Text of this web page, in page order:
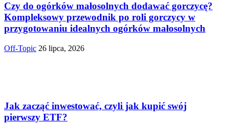
Czy do ogórków małosolnych dodawać gorczycę?
Kompleksowy przewodnik po roli gorczycy w
przygotowaniu idealnych ogórków małosolnych
Off-Topic 26 lipca, 2026
Jak zacząć inwestować, czyli jak kupić swój
pierwszy ETF?